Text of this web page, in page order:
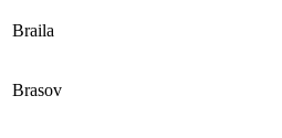
Braila
Brasov